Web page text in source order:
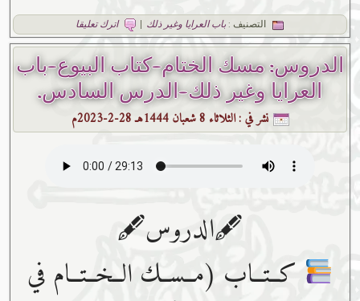
التصنيف :باب العرايا وغير ذلك | اترك تعليقا
الدروس: مسك الختام-كتاب البيوع-باب
العرايا وغير ذلك-الدرس السادس.
نشر في :الثلاثاء 8 شعبان 1444هـ 28-2-2023م
🖋الدروس🖋
كــتــاب (مــســك الــخــتــام في